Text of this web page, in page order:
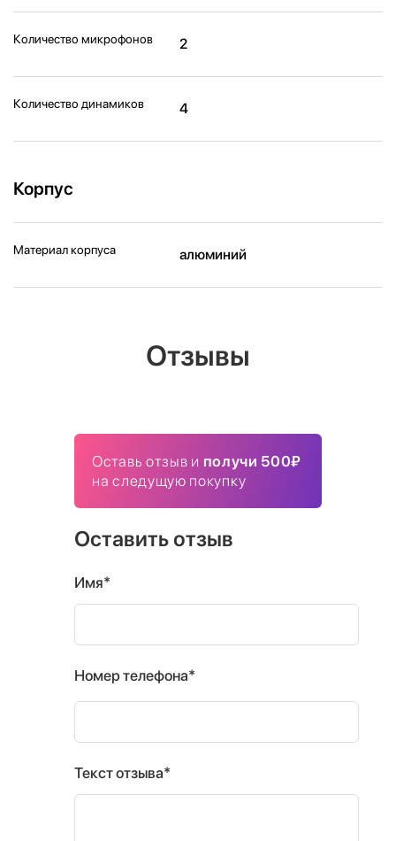
Количество микрофонов 2
Количество динамиков 4
Корпус
Материал корпуса алюминий
Отзывы
Оставь отзыв и получи 500₽
на следущую покупку
Оставить отзыв
Имя*
Номер телефона*
Текст отзыва*